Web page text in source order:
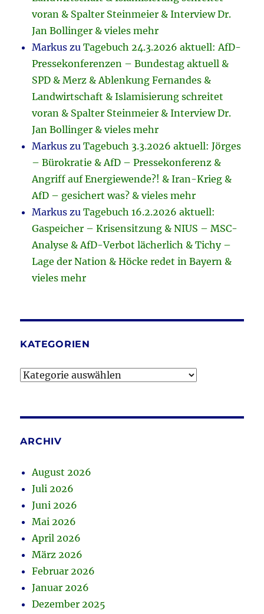
voran & Spalter Steinmeier & Interview Dr.
Jan Bollinger & vieles mehr
Markus zuTagebuch 24.3.2026 aktuell: AfD-
Pressekonferenzen – Bundestag aktuell &
SPD & Merz & Ablenkung Fernandes &
Landwirtschaft & Islamisierung schreitet
voran & Spalter Steinmeier & Interview Dr.
Jan Bollinger & vieles mehr
Markus zuTagebuch 3.3.2026 aktuell: Jörges
– Bürokratie & AfD – Pressekonferenz &
Angriff auf Energiewende?! & Iran-Krieg &
AfD – gesichert was? & vieles mehr
Markus zuTagebuch 16.2.2026 aktuell:
Gaspeicher – Krisensitzung & NIUS – MSC-
Analyse & AfD-Verbot lächerlich & Tichy –
Lage der Nation & Höcke redet in Bayern &
vieles mehr
KATEGORIEN
Kategorien
ARCHIV
August 2026
Juli 2026
Juni 2026
Mai 2026
April 2026
März 2026
Februar 2026
Januar 2026
Dezember 2025